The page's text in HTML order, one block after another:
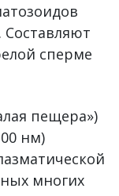
сперме
пещера»)
нм)
многих